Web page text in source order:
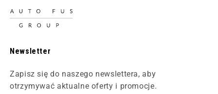
Newsletter
Zapisz się do naszego newslettera, aby
otrzymywać aktualne oferty i promocje.